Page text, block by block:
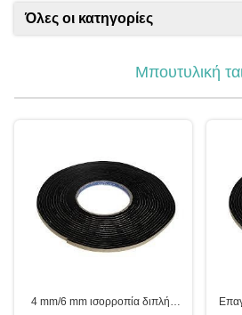
Όλες οι κατηγορίες
Μπουτυλική
4 mm/6 mm ισορροπία διπλής